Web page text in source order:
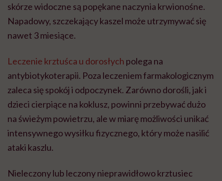
skórze widoczne są popękane naczynia krwionośne.
Napadowy, szczekający kaszel może utrzymywać się
nawet 3 miesiące.
Leczenie krztuśca u dorosłych polega na
antybiotykoterapii. Poza leczeniem farmakologicznym
zaleca się spokój i odpoczynek. Zarówno dorośli, jak i
dzieci cierpiące na koklusz, powinni przebywać dużo
na świeżym powietrzu, ale w miarę możliwości unikać
intensywnego wysiłku fizycznego, który może nasilić
ataki kaszlu.
Nieleczony lub leczony nieprawidłowo krztusiec